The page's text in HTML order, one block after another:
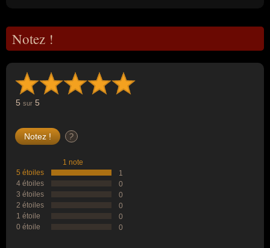
Notez !
5 sur 5
?
1 note
5 étoiles
1
4 étoiles
0
3 étoiles
0
2 étoiles
0
1 étoile
0
0 étoile
0